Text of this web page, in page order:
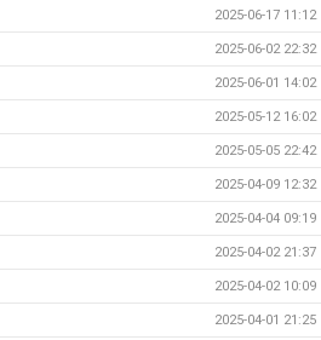
2025-06-17 11:12
2025-06-02 22:32
2025-06-01 14:02
2025-05-12 16:02
2025-05-05 22:42
2025-04-09 12:32
2025-04-04 09:19
2025-04-02 21:37
2025-04-02 10:09
2025-04-01 21:25